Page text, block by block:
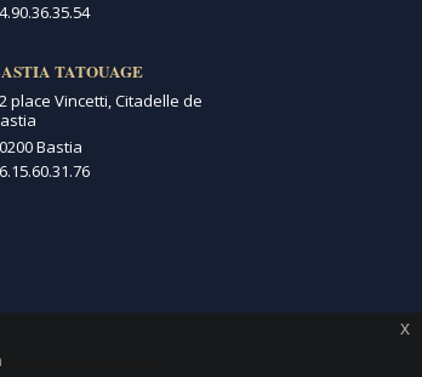
TATOUAGE
place Vincetti, Citadelle de
Bastia
x